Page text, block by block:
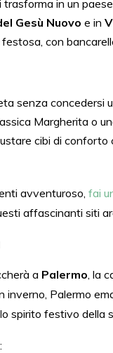
in un
Gesù Nuovo e in
con
senza concedersi
Margherita o
cibi di conforto
avventuroso, fai
affascinanti siti
a Palermo , la
inverno, Palermo
spirito festivo della
: